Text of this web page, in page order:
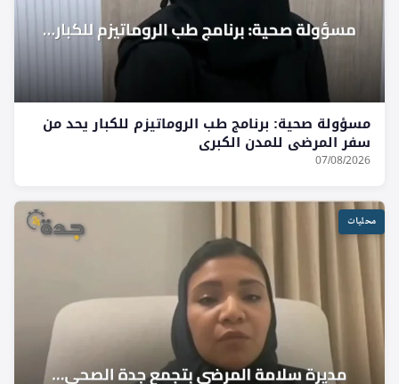
مسؤولة صحية: برنامج طب الروماتيزم للكبار يحد من
سفر المرضى للمدن الكبرى
07/08/2026
محليات